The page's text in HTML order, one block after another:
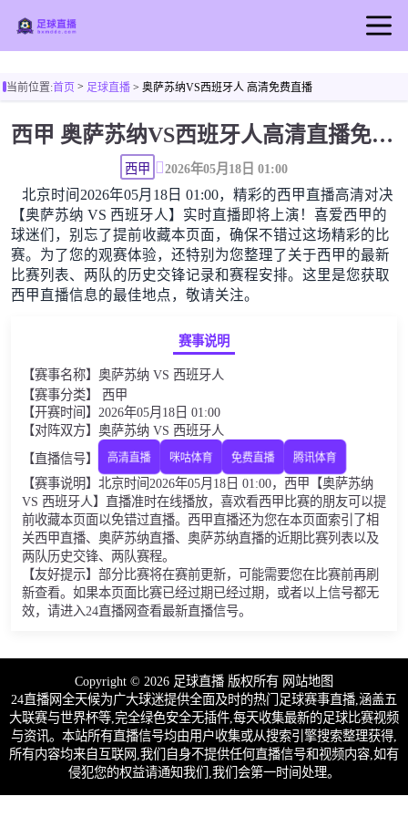
篮球直播
足球新闻
当前位置:首页> 足球直播> 奥萨苏纳VS西班牙人 高清免费直播
西甲 奥萨苏纳VS西班牙人高清直播免费观看
西甲 2026年05月18日 01:00
北京时间2026年05月18日 01:00，精彩的西甲直播高清对决
【奥萨苏纳 VS 西班牙人】实时直播即将上演！喜爱西甲的
球迷们，别忘了提前收藏本页面，确保不错过这场精彩的比
赛。为了您的观赛体验，还特别为您整理了关于西甲的最新
比赛列表、两队的历史交锋记录和赛程安排。这里是您获取
西甲直播信息的最佳地点，敬请关注。
赛事说明
【赛事名称】奥萨苏纳 VS 西班牙人
【赛事分类】 西甲
【开赛时间】2026年05月18日 01:00
【对阵双方】奥萨苏纳 VS 西班牙人
【直播信号】
高清直播 咪咕体育 免费直播 腾讯体育
【赛事说明】北京时间2026年05月18日 01:00，西甲【奥萨苏纳
VS 西班牙人】直播准时在线播放，喜欢看西甲比赛的朋友可以提
前收藏本页面以免错过直播。西甲直播还为您在本页面索引了相
关西甲直播、奥萨苏纳直播、奥萨苏纳直播的近期比赛列表以及
两队历史交锋、两队赛程。
【友好提示】部分比赛将在赛前更新，可能需要您在比赛前再刷
新查看。如果本页面比赛已经过期已经过期，或者以上信号都无
效，请进入24直播网查看最新直播信号。
Copyright © 2026 足球直播 版权所有 网站地图
24直播网全天候为广大球迷提供全面及时的热门足球赛事直播,涵盖五
大联赛与世界杯等,完全绿色安全无插件,每天收集最新的足球比赛视频
与资讯。本站所有直播信号均由用户收集或从搜索引擎搜索整理获得,
所有内容均来自互联网,我们自身不提供任何直播信号和视频内容,如有
侵犯您的权益请通知我们,我们会第一时间处理。